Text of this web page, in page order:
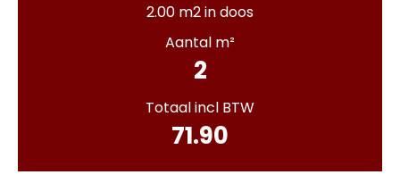
2.00 m2 in doos
Aantal m²
2
Totaal incl BTW
71.90